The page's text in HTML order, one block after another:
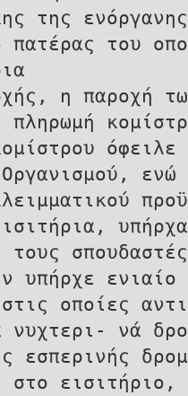
της
πατέρας του
η παροχή
πληρωμή
υπήρχε ενιαίο
οποίες
νυχτερι- νά
εσπερινής
στο